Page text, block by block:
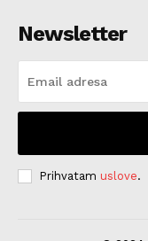
Newsletter
Prihvatam uslove.